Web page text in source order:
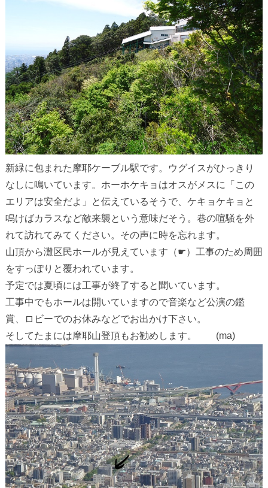
新緑に包まれた摩耶ケーブル駅です。ウグイスがひっきり
なしに鳴いています。ホーホケキョはオスがメスに「この
エリアは安全だよ」と伝えているそうで、ケキョケキョと
鳴けばカラスなど敵来襲という意味だそう。巷の喧騒を外
れて訪れてみてください。その声に時を忘れます。
山頂から灘区民ホールが見えています（☛）工事のため周囲
をすっぽりと覆われています。
予定では夏頃には工事が終了すると聞いています。
工事中でもホールは開いていますので音楽など公演の鑑
賞、ロビーでのお休みなどでお出かけ下さい。
そしてたまには摩耶山登頂もお勧めします。 (ma)